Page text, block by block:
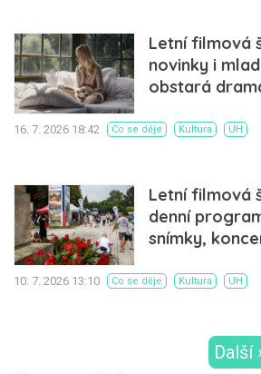
Letní filmová
novinky i
obstará
16. 7. 2026 18:42 Co se děje Kultura UH
Letní filmová
denní
snímky,
10. 7. 2026 13:10 Co se děje Kultura UH
Další